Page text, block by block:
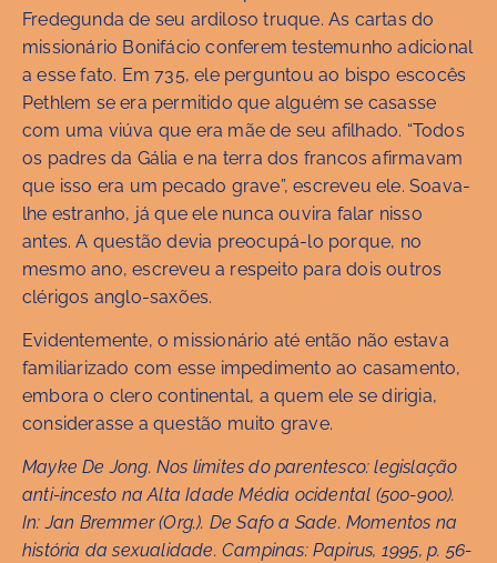
Fredegunda de seu ardiloso truque. As cartas do
missionário Bonifácio conferem testemunho adicional
a esse fato. Em 735, ele perguntou ao bispo escocês
Pethlem se era permitido que alguém se casasse
com uma viúva que era mãe de seu afilhado. “Todos
os padres da Gália e na terra dos francos afirmavam
que isso era um pecado grave”, escreveu ele. Soava-
lhe estranho, já que ele nunca ouvira falar nisso
antes. A questão devia preocupá-lo porque, no
mesmo ano, escreveu a respeito para dois outros
clérigos anglo-saxões.
Evidentemente, o missionário até então não estava
familiarizado com esse impedimento ao casamento,
embora o clero continental, a quem ele se dirigia,
considerasse a questão muito grave.
Mayke De Jong. Nos limites do parentesco: legislação
anti-incesto na Alta Idade Média ocidental (500-900).
In: Jan Bremmer (Org.). De Safo a Sade. Momentos na
história da sexualidade. Campinas: Papirus, 1995, p. 56-